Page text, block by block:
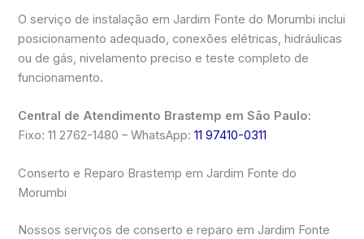
O serviço de instalação em Jardim Fonte do Morumbi inclui
posicionamento adequado, conexões elétricas, hidráulicas
ou de gás, nivelamento preciso e teste completo de
funcionamento.
Central de Atendimento Brastemp em São Paulo:
Fixo: 11 2762-1480 – WhatsApp:11 97410-0311
Conserto e Reparo Brastemp em Jardim Fonte do
Morumbi
Nossos serviços de conserto e reparo em Jardim Fonte